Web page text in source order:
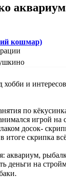
кошмар)
и
по
игрой на
досок-
итоге скрипка
аквариум,
деньги на